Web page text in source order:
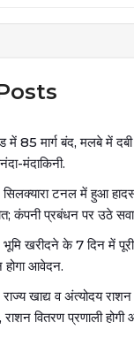
में 85 मार्ग बंद, मलबे में
मंदाकिनी.
टनल में हुआ
कंपनी प्रबंधन पर उठे
खरीदने के 7 दिन में पूरी
होगा आवेदन.
खाद्य व अंत्योदय
राशन वितरण प्रणाली